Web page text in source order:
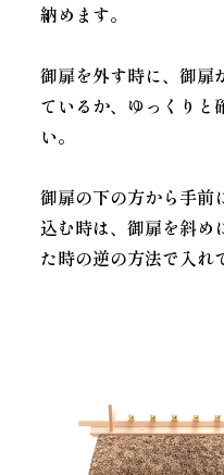
納めます。
御扉を外す時に、御扉
ているか、ゆっくりと
い。
御扉の下の方から手前
込む時は、御扉を斜め
た時の逆の方法で入れ